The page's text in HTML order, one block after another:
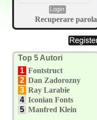
Recuperare parola
Top 5 Autori
1 Fontstruct
2 Dan Zadorozny
3 Ray Larabie
4 Iconian Fonts
5 Manfred Klein